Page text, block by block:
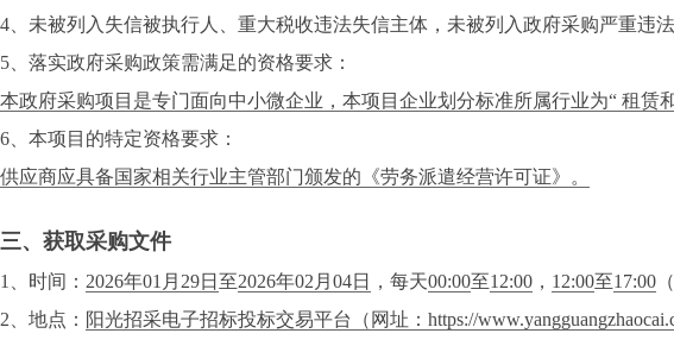
4、未被列入失信被执行人、重大税收违法失信主体，未被列入政府采购严重违
5、落实政府采购政策需满足的资格要求：
本政府采购项目是专门面向中小微企业，本项目企业划分标准所属行业为“ 租
6、本项目的特定资格要求：
供应商应具备国家相关行业主管部门颁发的《劳务派遣经营许可证》。
三、获取采购文件
1、时间： 2026年01月29日 至2026年02月04日 ，每天00:00至12:00 ， 12:00至17:00
2、地点： 阳光招采电子招标投标交易平台（网址：https://